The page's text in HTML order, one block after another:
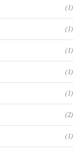
(1)
(1)
(1)
(1)
(1)
(2)
(1)